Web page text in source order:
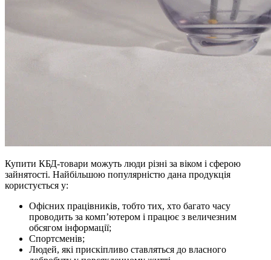
Купити КБД-товари можуть люди різні за віком і сферою
зайнятості. Найбільшою популярністю дана продукція
користується у:
Офісних працівників, тобто тих, хто багато часу
проводить за комп’ютером і працює з величезним
обсягом інформації;
Спортсменів;
Людей, які прискіпливо ставляться до власного